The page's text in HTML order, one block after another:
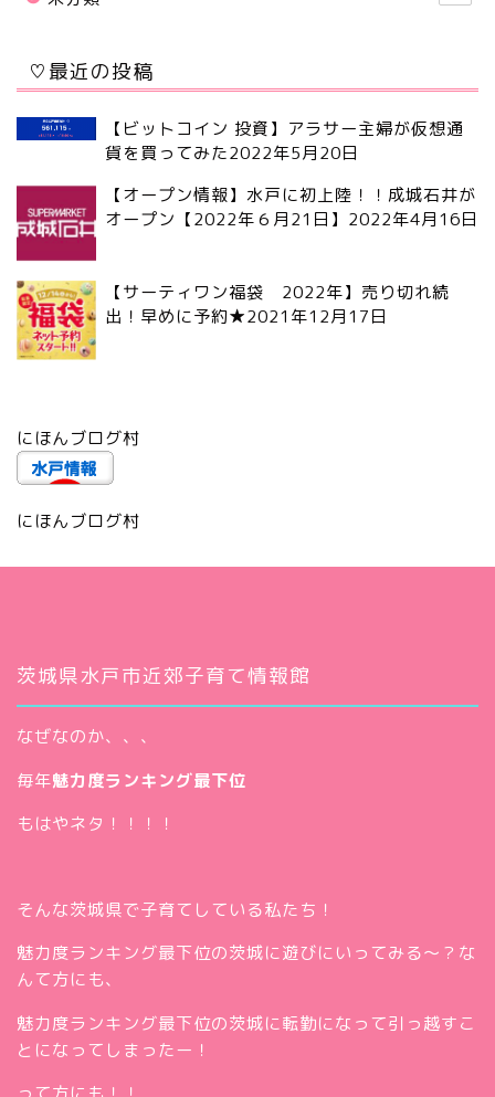
♡最近の投稿
【ビットコイン 投資】アラサー主婦が仮想通
貨を買ってみた2022年5月20日
【オープン情報】水戸に初上陸！！成城石井が
オープン【2022年６月21日】 2022年4月16日
【サーティワン福袋 2022年】売り切れ続
出！早めに予約★2021年12月17日
にほんブログ村
にほんブログ村
茨城県水戸市近郊子育て情報館
なぜなのか、、、
毎年魅力度ランキング最下位
もはやネタ！！！！
そんな茨城県で子育てしている私たち！
魅力度ランキング最下位の茨城に遊びにいってみる～？な
んて方にも、
魅力度ランキング最下位の茨城に転勤になって引っ越すこ
とになってしまったー！